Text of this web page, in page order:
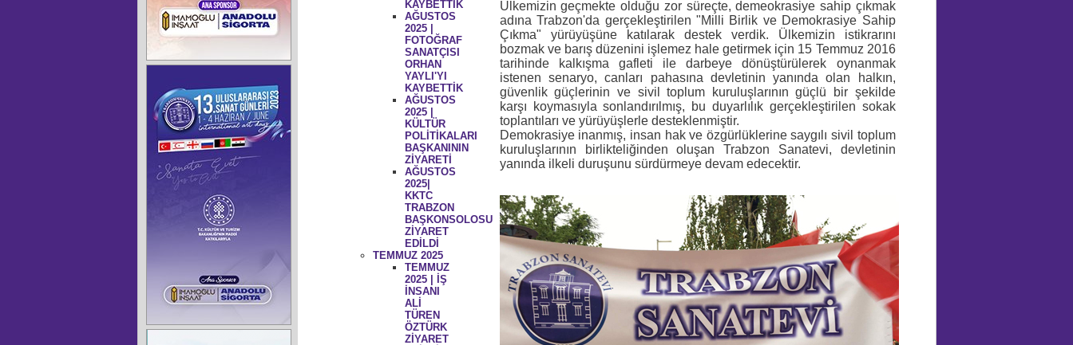
Ülkemizin geçmekte olduğu zor süreçte, demeokrasiye sahip çıkmak
adına Trabzon'da gerçekleştirilen "Milli Birlik ve Demokrasiye Sahip
Çıkma" yürüyüşüne katılarak destek verdik. Ülkemizin istikrarını
bozmak ve barış düzenini işlemez hale getirmek için 15 Temmuz 2016
tarihinde kalkışma gafleti ile darbeye dönüştürülerek oynanmak
istenen senaryo, canları pahasına devletinin yanında olan halkın,
güvenlik güçlerinin ve sivil toplum kuruluşlarının güçlü bir şekilde
karşı koymasıyla sonlandırılmış, bu duyarlılık gerçekleştirilen sokak
toplantıları ve yürüyüşlerle desteklenmiştir.
Demokrasiye inanmış, insan hak ve özgürlüklerine saygılı sivil toplum
kuruluşlarının birlikteliğinden oluşan Trabzon Sanatevi, devletinin
yanında ilkeli duruşunu sürdürmeye devam edecektir.
KAYBETTİK
AĞUSTOS
2025 |
FOTOĞRAF
SANATÇISI
ORHAN
YAYLI'YI
KAYBETTİK
AĞUSTOS
2025 |
KÜLTÜR
POLİTİKALARI
BAŞKANININ
ZİYARETİ
AĞUSTOS
2025|
KKTC
TRABZON
BAŞKONSOLOSU
ZİYARET
EDİLDİ
TEMMUZ 2025
TEMMUZ
2025 | İŞ
İNSANI
ALİ
TÜREN
ÖZTÜRK
ZİYARET